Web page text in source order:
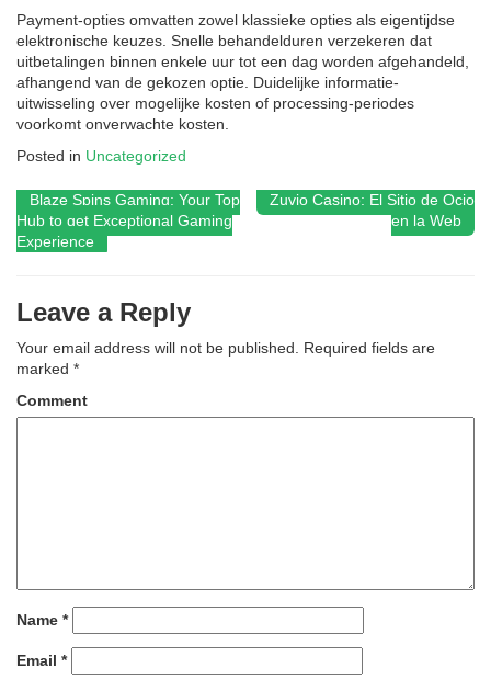
Payment-opties omvatten zowel klassieke opties als eigentijdse
elektronische keuzes. Snelle behandelduren verzekeren dat
uitbetalingen binnen enkele uur tot een dag worden afgehandeld,
afhangend van de gekozen optie. Duidelijke informatie-
uitwisseling over mogelijke kosten of processing-periodes
voorkomt onverwachte kosten.
Posted in Uncategorized
Post
Blaze Spins Gaming: Your Top
Hub to get Exceptional Gaming
Experience
Zuvio Casino: El Sitio de Ocio
en la Web
Leave a Reply
Your email address will not be published.
Required fields are
marked *
Comment
Name *
Email *